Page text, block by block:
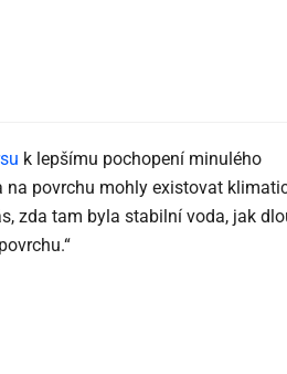
k lepšímu pochopení minulého
povrchu mohly existovat
zda tam byla stabilní voda, jak